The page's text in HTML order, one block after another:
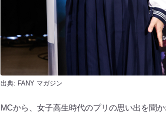
出典: FANY マガジン
MCから、女子高生時代のプリの思い出を聞